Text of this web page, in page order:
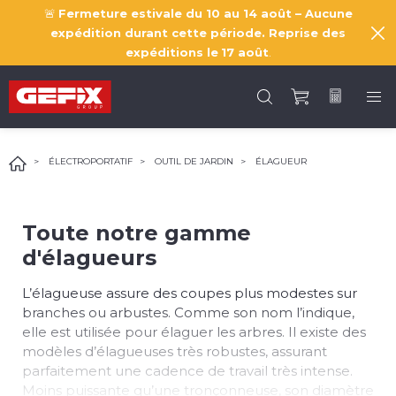
🚨 Fermeture estivale du 10 au 14 août – Aucune
expédition durant cette période. Reprise des
expéditions le 17 août
ÉLECTROPORTATIF OUTIL DE JARDIN ÉLAGUEUR
Toute notre gamme
d'élagueurs
L’élagueuse assure des coupes plus modestes sur
branches ou arbustes. Comme son nom l’indique,
elle est utilisée pour élaguer les arbres. Il existe des
modèles d’élagueuses très robustes, assurant
parfaitement une cadence de travail très intense.
Moins puissante qu’une tronçonneuse, son diamètre